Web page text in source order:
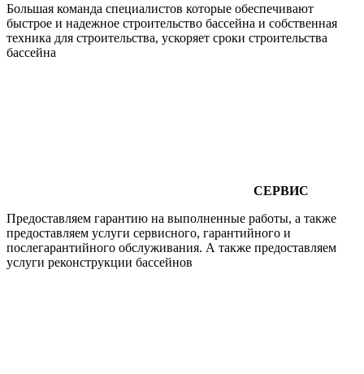
Большая команда специалистов которые обеспечивают
быстрое и надежное строительство бассейна и собственная
техника для строительства, ускоряет сроки строительства
бассейна
СЕРВИС
Предоставляем гарантию на выполненные работы, а также
предоставляем услуги сервисного, гарантийного и
послегарантийного обслуживания. А также предоставляем
услуги реконструкции бассейнов